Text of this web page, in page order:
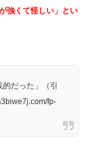
強くて怪しい」とい
だった」（引
fp-